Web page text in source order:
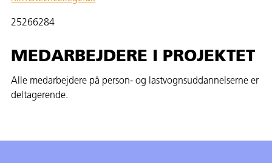
25266284
MEDARBEJDERE I PROJEKTET
Alle medarbejdere på person- og lastvognsuddannelserne er
deltagerende.